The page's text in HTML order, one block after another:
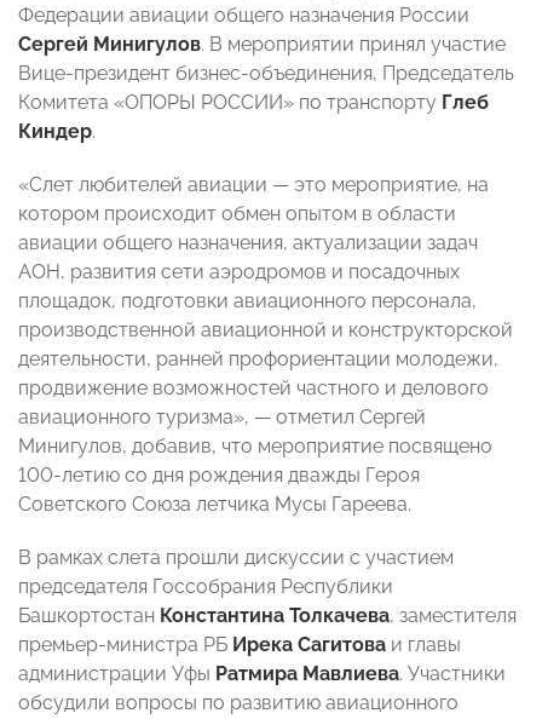
Федерации авиации общего назначения России
Сергей Минигулов. В мероприятии принял участие
Вице-президент бизнес-объединения, Председатель
Комитета «ОПОРЫ РОССИИ» по транспорту Глеб
Киндер.
«Слет любителей авиации — это мероприятие, на
котором происходит обмен опытом в области
авиации общего назначения, актуализации задач
АОН, развития сети аэродромов и посадочных
площадок, подготовки авиационного персонала,
производственной авиационной и конструкторской
деятельности, ранней профориентации молодежи,
продвижение возможностей частного и делового
авиационного туризма», — отметил Сергей
Минигулов, добавив, что мероприятие посвящено
100-летию со дня рождения дважды Героя
Советского Союза летчика Мусы Гареева.
В рамках слета прошли дискуссии с участием
председателя Госсобрания Республики
Башкортостан Константина Толкачева, заместителя
премьер-министра РБ Ирека Сагитова и главы
администрации Уфы Ратмира Мавлиева. Участники
обсудили вопросы по развитию авиационного